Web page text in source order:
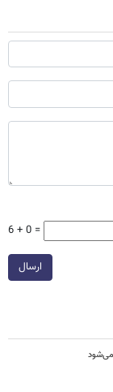
6 + 0 =
ارسال